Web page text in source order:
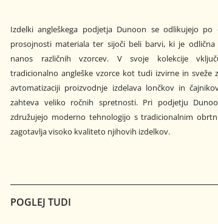
Izdelki angleškega podjetja Dunoon se odlikujejo po
prosojnosti materiala ter sijoči beli barvi, ki je odlična
nanos različnih vzorcev. V svoje kolekcije
tradicionalno angleške vzorce kot tudi izvirne in sveže
avtomatizaciji proizvodnje izdelava lončkov in
zahteva veliko ročnih spretnosti. Pri podjetju
združujejo moderno tehnologijo s tradicionalnim
zagotavlja visoko kvaliteto njihovih izdelkov.
POGLEJ TUDI